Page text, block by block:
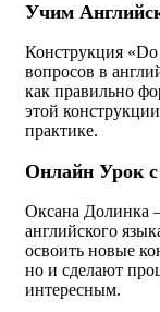
Учим
Конструкция «Do
вопросов в
как правильно
этой
практике.
Онлайн Урок
Оксана Долинка
английского
освоить новые
но и сделают
интересным.